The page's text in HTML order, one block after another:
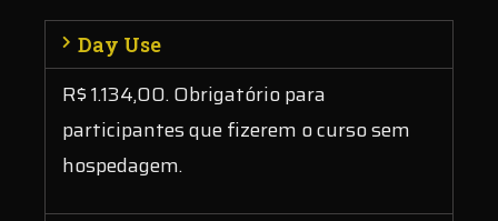
Day Use
R$ 1.134,00. Obrigatório para
participantes que fizerem o curso sem
hospedagem.